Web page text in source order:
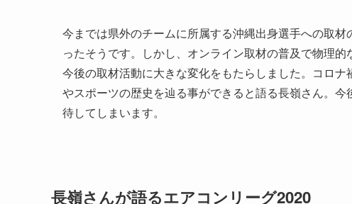
今までは県外のチームに所属する沖縄出身選手への取
ったそうです。
しかし、オンライン取材の普及で物理
今後の取材活動に大きな変化をもたらしました。 コロナ
やスポーツの歴史を辿る事ができると語る長嶺さん。
待してしまいます。
長嶺さんが語るエアコンリーグ2020